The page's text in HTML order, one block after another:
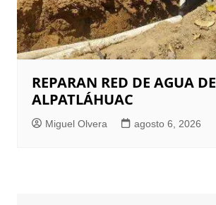
REPARAN RED DE AGUA DE
ALPATLÁHUAC
Miguel Olvera agosto 6, 2026